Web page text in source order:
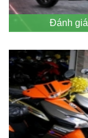
Đánh